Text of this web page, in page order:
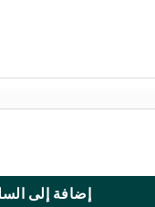
إضافة إلى